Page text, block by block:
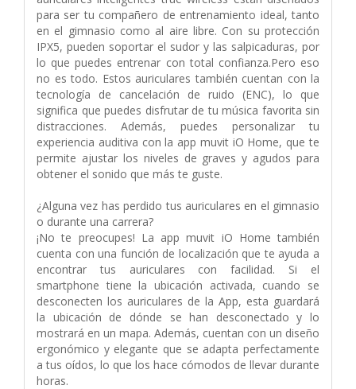
para ser tu compañero de entrenamiento ideal, tanto
en el gimnasio como al aire libre. Con su protección
IPX5, pueden soportar el sudor y las salpicaduras, por
lo que puedes entrenar con total confianza.Pero eso
no es todo. Estos auriculares también cuentan con la
tecnología de cancelación de ruido (ENC), lo que
significa que puedes disfrutar de tu música favorita sin
distracciones. Además, puedes personalizar tu
experiencia auditiva con la app muvit iO Home, que te
permite ajustar los niveles de graves y agudos para
obtener el sonido que más te guste.
¿Alguna vez has perdido tus auriculares en el gimnasio
o durante una carrera?
¡No te preocupes! La app muvit iO Home también
cuenta con una función de localización que te ayuda a
encontrar tus auriculares con facilidad. Si el
smartphone tiene la ubicación activada, cuando se
desconecten los auriculares de la App, esta guardará
la ubicación de dónde se han desconectado y lo
mostrará en un mapa. Además, cuentan con un diseño
ergonómico y elegante que se adapta perfectamente
a tus oídos, lo que los hace cómodos de llevar durante
horas.